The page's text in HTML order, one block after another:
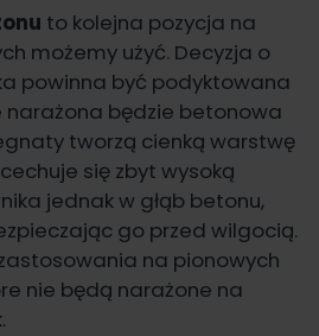
to kolejna pozycja na
możemy użyć. Decyzja o
powinna być podyktowana
narażona będzie betonowa
tworzą cienką warstwę
się zbyt wysoką
jednak w głąb betonu,
go przed wilgocią.
na pionowych
nie będą narażone na